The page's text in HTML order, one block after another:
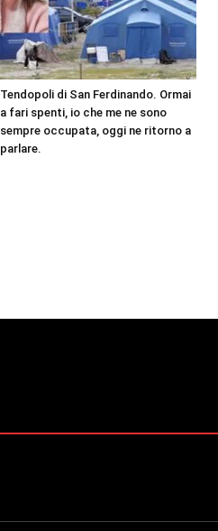
Tendopoli di San Ferdinando. Ormai
a fari spenti, io che me ne sono
sempre occupata, oggi ne ritorno a
parlare.